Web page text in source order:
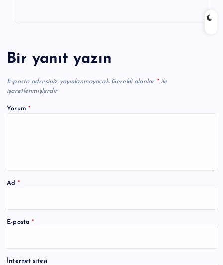
Bir yanıt yazın
E-posta adresiniz yayınlanmayacak. Gerekli alanlar *ile
işaretlenmişlerdir
Yorum *
Ad *
E-posta*
İnternet sitesi
A
e